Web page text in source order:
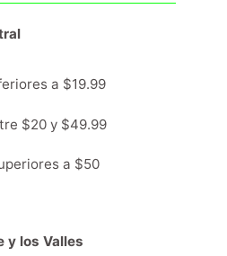
a $19.99
$20 y $49.99
a $50
y los Valles